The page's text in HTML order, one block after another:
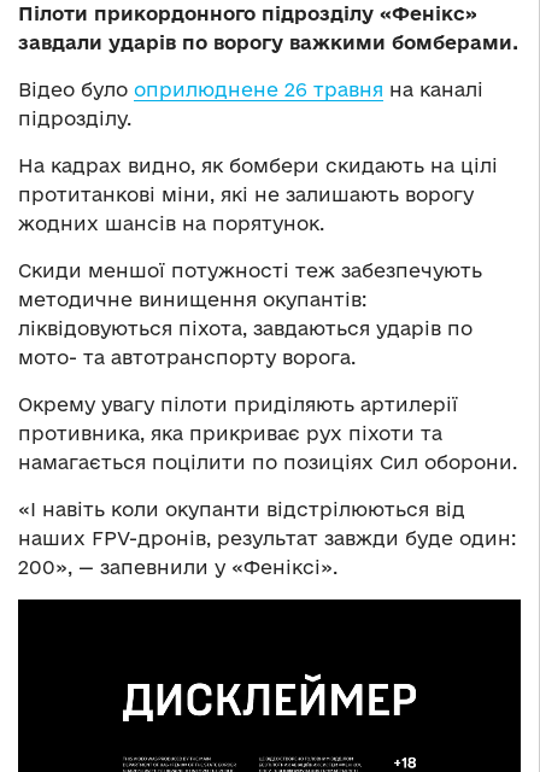
Пілоти прикордонного підрозділу «Фенікс»
завдали ударів по ворогу важкими бомберами.
Відео було оприлюднене 26 травня на каналі
підрозділу.
На кадрах видно, як бомбери скидають на цілі
протитанкові міни, які не залишають ворогу
жодних шансів на порятунок.
Скиди меншої потужності теж забезпечують
методичне винищення окупантів:
ліквідовуються піхота, завдаються ударів по
мото- та автотранспорту ворога.
Окрему увагу пілоти приділяють артилерії
противника, яка прикриває рух піхоти та
намагається поцілити по позиціях Сил оборони.
«І навіть коли окупанти відстрілюються від
наших FPV-дронів, результат завжди буде один:
200», — запевнили у «Феніксі».